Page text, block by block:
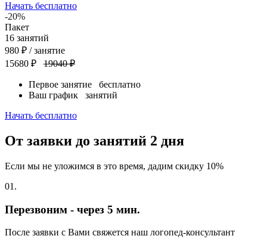
Начать бесплатно
-20%
Пакет
16 занятий
980 ₽ / занятие
15680 ₽
19040 ₽
Первое занятие бесплатно
Ваш график занятий
Начать бесплатно
От заявки до занятий 2 дня
Если мы не уложимся в это время, дадим скидку 10%
01.
Перезвоним - через 5 мин.
После заявки с Вами свяжется наш логопед-консультант